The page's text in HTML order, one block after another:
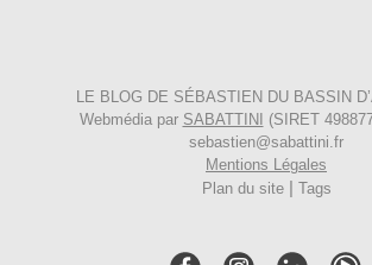
LE BLOG DE SÉBASTIEN DU BASSIN
Webmédia par SABATTINI
(SIRET
sebastien@sabattini.fr
Mentions Légales
Plan du site | Tags